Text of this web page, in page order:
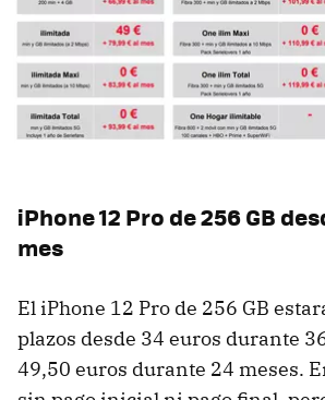
iPhone 12 Pro de 256 GB
mes
El iPhone 12 Pro de 256 GB
plazos desde 34 euros durante
49,50 euros durante 24 meses.